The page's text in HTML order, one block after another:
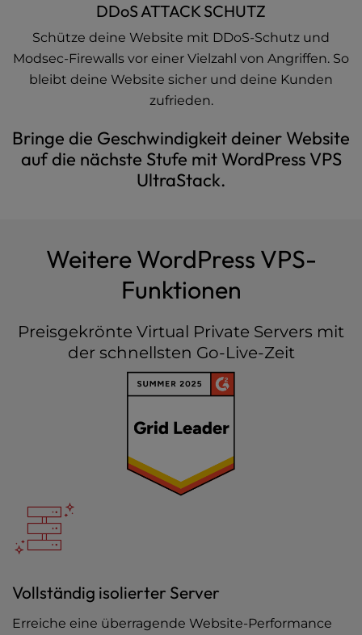
DDoS ATTACK SCHUTZ
Schütze deine Website mit DDoS-Schutz und
Modsec-Firewalls vor einer Vielzahl von Angriffen. So
bleibt deine Website sicher und deine Kunden
zufrieden.
Bringe die Geschwindigkeit deiner Website
auf die nächste Stufe mit WordPress VPS
UltraStack.
Weitere WordPress VPS-
Funktionen
Preisgekrönte Virtual Private Servers mit
der schnellsten Go-Live-Zeit
Vollständig isolierter Server
Erreiche eine überragende Website-Performance